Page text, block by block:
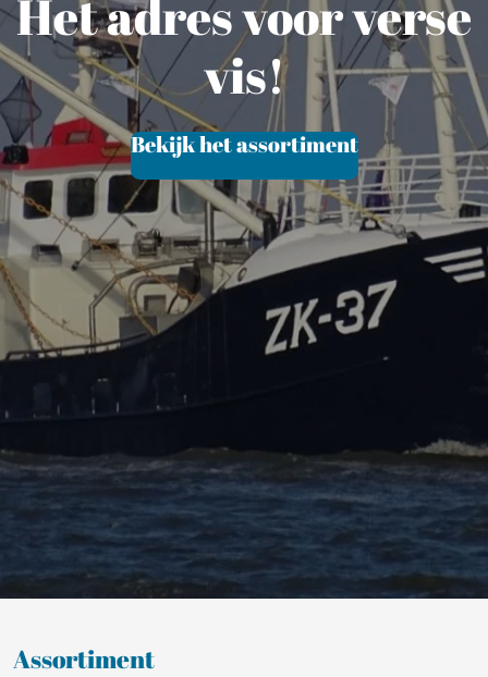
Het adres voor verse
vis!
Bekijk het assortiment
Assortiment